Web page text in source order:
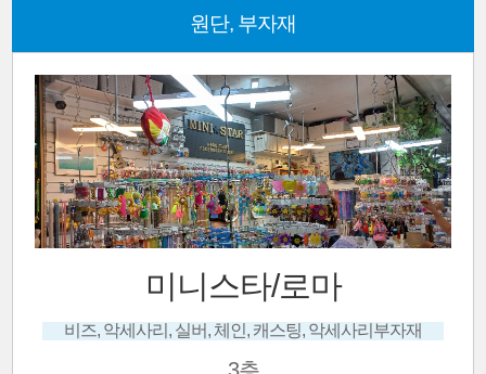
원단, 부자재
미니스타/로마
비즈, 악세사리, 실버, 체인, 캐스팅, 악세사리부자재